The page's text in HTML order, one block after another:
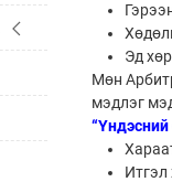
Эд
Мөн
мэдлэг
Итгэл